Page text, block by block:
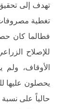
تهدف إلى
تغطية مصروفات
فطالما كان
للإصلاح
الأوقاف،
يحصلون عليها
حالياً على نسبة